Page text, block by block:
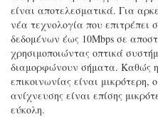
είναι αποτελεσματικά. Για
νέα τεχνολογία που επιτρέπει
δεδομένων έως 10Mbps σε
χρησιμοποιώντας οπτικά
διαμορφώνουν σήματα. Καθώς
επικοινωνίας είναι μικρότερη,
ανίχνευσης είναι επίσης
εύκολη.